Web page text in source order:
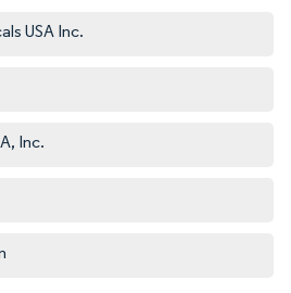
USA Inc.
Inc.